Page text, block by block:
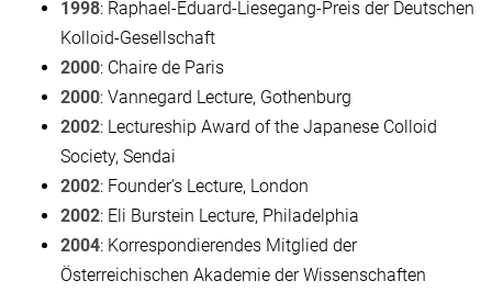
1998: Raphael-Eduard-Liesegang-Preis der Deutschen
Kolloid-Gesellschaft
2000: Chaire de Paris
2000: Vannegard Lecture, Gothenburg
2002: Lectureship Award of the Japanese Colloid
Society, Sendai
2002: Founder’s Lecture, London
2002: Eli Burstein Lecture, Philadelphia
2004: Korrespondierendes Mitglied der
Österreichischen Akademie der Wissenschaften